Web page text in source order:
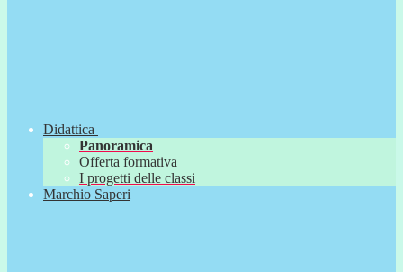
Didattica
Panoramica
Offerta formativa
I progetti delle classi
Marchio Saperi